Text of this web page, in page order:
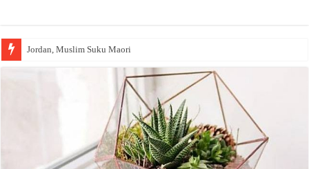
Jordan, Muslim Suku Maori